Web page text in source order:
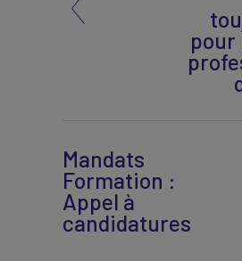
pour
Mandats
Formation :
Appel à
candidatures